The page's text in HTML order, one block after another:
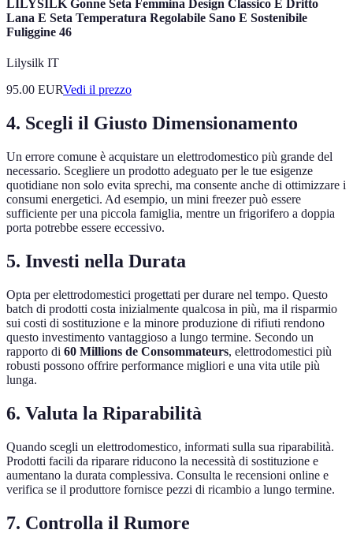
LILYSILK Gonne Seta Femmina Design Classico E Dritto
Lana E Seta Temperatura Regolabile Sano E Sostenibile
Fuliggine 46
Lilysilk IT
95.00 EURVedi il prezzo
4. Scegli il Giusto Dimensionamento
Un errore comune è acquistare un elettrodomestico più grande del
necessario. Scegliere un prodotto adeguato per le tue esigenze
quotidiane non solo evita sprechi, ma consente anche di ottimizzare i
consumi energetici. Ad esempio, un mini freezer può essere
sufficiente per una piccola famiglia, mentre un frigorifero a doppia
porta potrebbe essere eccessivo.
5. Investi nella Durata
Opta per elettrodomestici progettati per durare nel tempo. Questo
batch di prodotti costa inizialmente qualcosa in più, ma il risparmio
sui costi di sostituzione e la minore produzione di rifiuti rendono
questo investimento vantaggioso a lungo termine. Secondo un
rapporto di 60 Millions de Consommateurs, elettrodomestici più
robusti possono offrire performance migliori e una vita utile più
lunga.
6. Valuta la Riparabilità
Quando scegli un elettrodomestico, informati sulla sua riparabilità.
Prodotti facili da riparare riducono la necessità di sostituzione e
aumentano la durata complessiva. Consulta le recensioni online e
verifica se il produttore fornisce pezzi di ricambio a lungo termine.
7. Controlla il Rumore